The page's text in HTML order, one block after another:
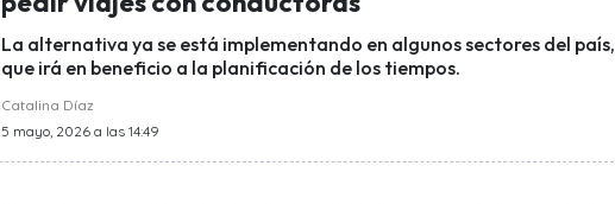
La alternativa ya se está implementando en algunos sectores del país,
que irá en beneficio a la planificación de los tiempos.
Catalina Díaz
5 mayo, 2026 a las 14:49